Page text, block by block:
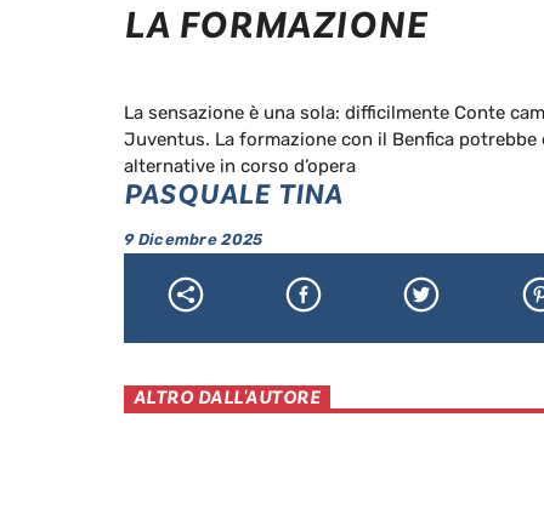
LA FORMAZIONE
La sensazione è una sola: difficilmente Conte
Juventus. La formazione con il Benfica
alternative in corso d’opera
PASQUALE TINA
9 Dicembre 2025
ALTRO DALL'AUTORE